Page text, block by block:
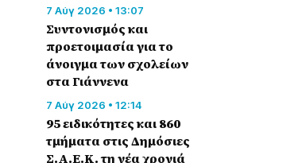
7 Αύγ 2026 • 13:07
Συντονισμός και
προετοιμασία για το
άνοιγμα των σχολείων
στα Γιάννενα
7 Αύγ 2026 • 12:14
95 ειδικότητες και 860
τμήματα στις Δημόσιες
Σ.Α.Ε.Κ. τη νέα χρονιά